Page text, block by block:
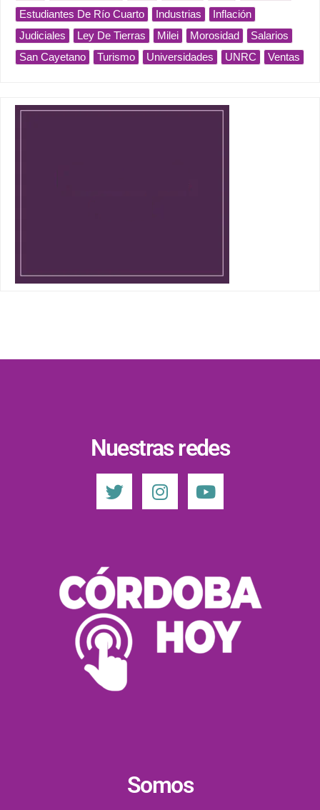
Estudiantes De Río Cuarto
Industrias
Inflación
Judiciales
Ley De Tierras Milei Morosidad
Salarios
San Cayetano
Turismo Universidades UNRC Ventas
Nuestras redes
Somos